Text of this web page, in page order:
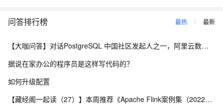
问答排行榜 最热 最新
【大咖问答】对话PostgreSQL 中国社区发起人之一，阿里云数据库高级专家 德哥
据说在家办公的程序员是这样写代码的？
如何升级配置
【藏经阁一起读（27）】本周推荐《Apache Flink案例集（2022版）》，你有哪些心得？